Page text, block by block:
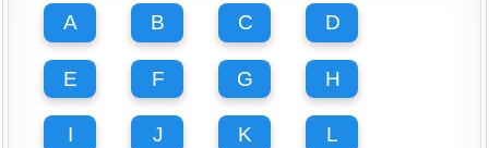
A B C D
E F G H
I J K L